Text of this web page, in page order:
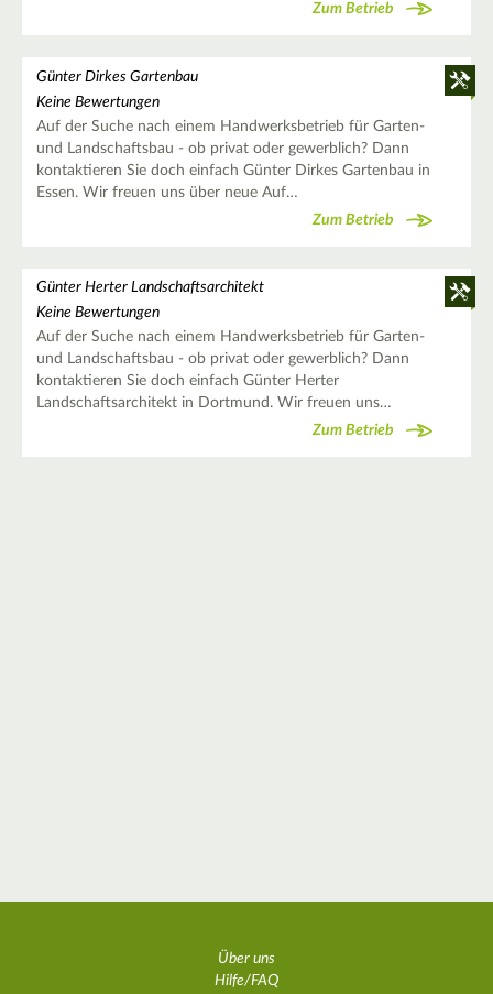
Zum Betrieb
Günter Dirkes Gartenbau
Keine Bewertungen
Auf der Suche nach einem Handwerksbetrieb für Garten-
und Landschaftsbau - ob privat oder gewerblich? Dann
kontaktieren Sie doch einfach Günter Dirkes Gartenbau in
Essen. Wir freuen uns über neue Auf…
Zum Betrieb
Günter Herter Landschaftsarchitekt
Keine Bewertungen
Auf der Suche nach einem Handwerksbetrieb für Garten-
und Landschaftsbau - ob privat oder gewerblich? Dann
kontaktieren Sie doch einfach Günter Herter
Landschaftsarchitekt in Dortmund. Wir freuen uns…
Zum Betrieb
Über uns
Hilfe/FAQ